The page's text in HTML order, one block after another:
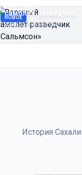
НОВОЕ
Военный
самолёт‑разведчик
«Сальмсон»
Автор неизвестен
История